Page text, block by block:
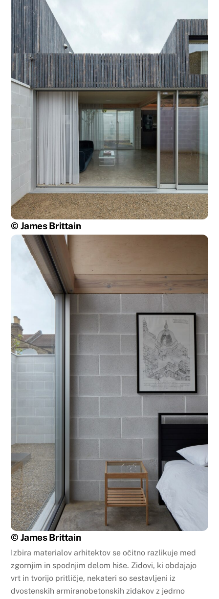
© James Brittain
© James Brittain
Izbira materialov arhitektov se očitno razlikuje med
zgornjim in spodnjim delom hiše. Zidovi, ki obdajajo
vrt in tvorijo pritličje, nekateri so sestavljeni iz
dvostenskih armiranobetonskih zidakov z jedrno